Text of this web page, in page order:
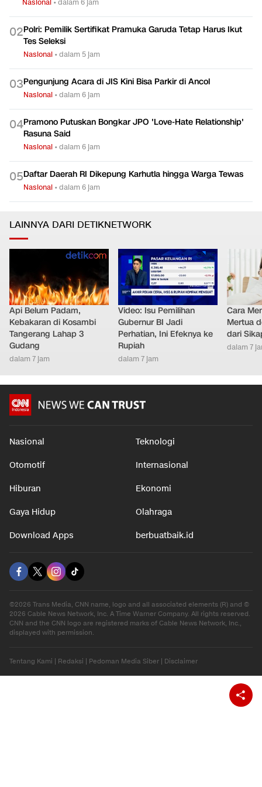
Nasional •dalam 6 jam
02Polri: Pemilik Sertifikat Pramuka Garuda Tetap Harus Ikut
Tes Seleksi
Nasional •dalam 5 jam
03Pengunjung Acara di JIS Kini Bisa Parkir di Ancol
Nasional •dalam 6 jam
04Pramono Putuskan Bongkar JPO 'Love-Hate Relationship'
Rasuna Said
Nasional •dalam 6 jam
05Daftar Daerah RI Dikepung Karhutla hingga Warga Tewas
Nasional •dalam 6 jam
LAINNYA DARI DETIKNETWORK
Api Belum Padam,
Kebakaran di Kosambi
Tangerang Lahap 3
Gudang
dalam 7 jam
Video: Isu Pemilihan
Gubernur BI Jadi
Perhatian, Ini Efeknya ke
Rupiah
dalam 7 jam
Cara
Mertua
dari
dalam 7
Nasional Teknologi
Otomotif Internasional
Hiburan Ekonomi
Gaya Hidup Olahraga
Download Apps berbuatbaik.id
©2026 Trans Media, CNN name, logo and all associated elements (R) and ©
2026 Cable News Network, Inc. A Time Warner Company. All rights reserved.
CNN and the CNN logo are registered marks of Cable News Network, Inc.,
displayed with permission.
Tentang Kami | Redaksi | Pedoman Media Siber | Disclaimer